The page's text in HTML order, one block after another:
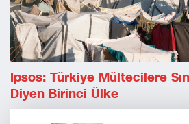
Ipsos: Türkiye Mültecilere
Diyen Birinci Ülke